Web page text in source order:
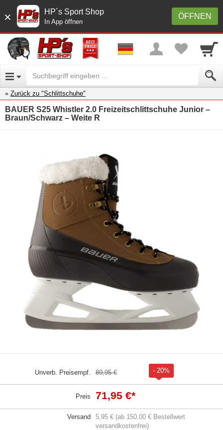
× ÖFFNEN
HP´s Sport Shop
In App öffnen
Zurück zu "Schlittschuhe"
BAUER S25 Whistler 2.0 Freizeitschlittschuhe Junior –
Braun/Schwarz – Weite R
Unverb. Preisempf. 89,95 € - 20%
Preis 71,95 €*
Versand
5,95 € (ab 150,00 € Bestellwert
versandkostenfrei)